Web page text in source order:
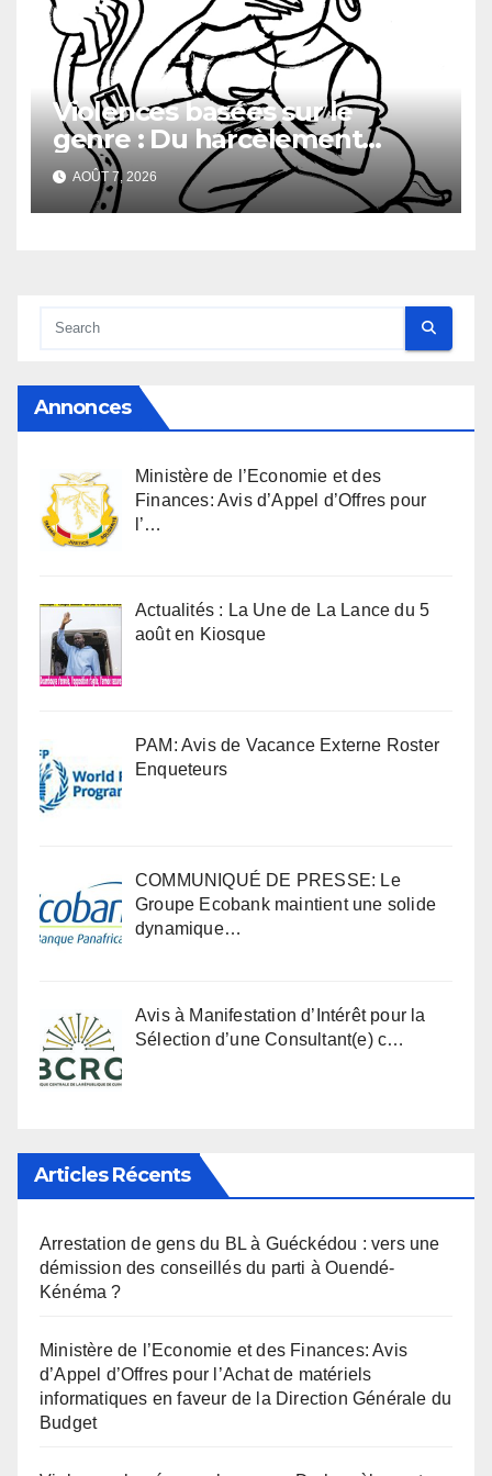
Générale du Budget
Violences basées sur le
genre : Du harcèlement
sexuel
AOÛT 7, 2026
Annonces
Ministère de l’Economie et des
Finances: Avis d’Appel d’Offres pour
l’…
Actualités : La Une de La Lance du 5
août en Kiosque
PAM: Avis de Vacance Externe Roster
Enqueteurs
COMMUNIQUÉ DE PRESSE: Le
Groupe Ecobank maintient une solide
dynamique…
Avis à Manifestation d’Intérêt pour la
Sélection d’une Consultant(e) c…
Articles Récents
Arrestation de gens du BL à Guéckédou : vers une
démission des conseillés du parti à Ouendé-
Kénéma ?
Ministère de l’Economie et des Finances: Avis
d’Appel d’Offres pour l’Achat de matériels
informatiques en faveur de la Direction Générale du
Budget